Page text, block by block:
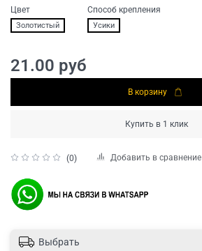
(0) Добавить в сравнение
Цвет
Золотистый
Способ крепления
Усики
21.00 руб
В корзину
Купить в 1 клик
Выбрать